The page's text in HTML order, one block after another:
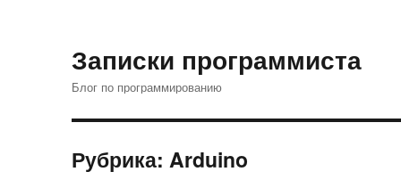
Записки программиста
Блог по программированию
Рубрика: Arduino